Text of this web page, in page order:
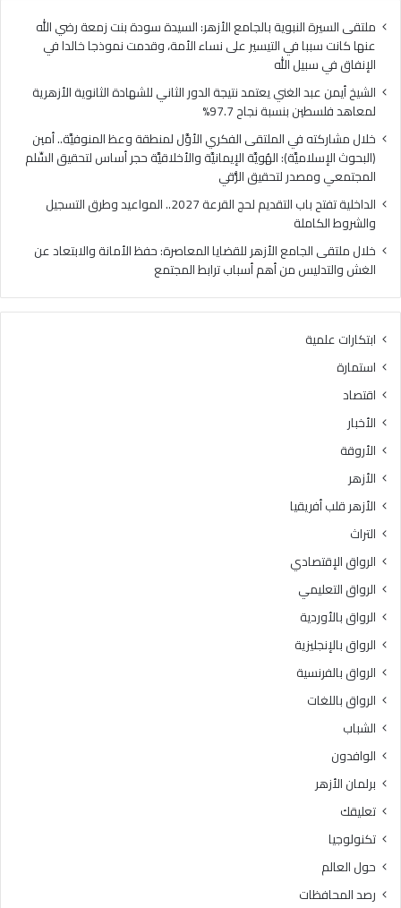
بنسبة
نجاح
97.7%
ملتقى السيرة النبوية بالجامع الأزهر: السيدة سودة بنت زمعة رضي الله
عنها كانت سببا في التيسير على نساء الأمة، وقدمت نموذجا خالدا في
الإنفاق في سبيل الله
الشيخ أيمن عبد الغني يعتمد نتيجة الدور الثاني للشهادة الثانوية الأزهرية
لمعاهد فلسطين بنسبة نجاح 97.7%
خلال مشاركته في الملتقى الفكري الأوَّل لمنطقة وعظ المنوفيَّة.. أمين
(البحوث الإسلاميَّة): الهُويَّة الإيمانيَّة والأخلاقيَّة حجر أساس لتحقيق السِّلم
المجتمعي ومصدر لتحقيق الرُّقي
الداخلية تفتح باب التقديم لحج القرعة 2027.. المواعيد وطرق التسجيل
والشروط الكاملة
خلال ملتقى الجامع الأزهر للقضايا المعاصرة: حفظ الأمانة والابتعاد عن
الغش والتدليس من أهم أسباب ترابط المجتمع
ابتكارات علمية
استمارة
اقتصاد
الأخبار
الأروقة
الأزهر
الأزهر قلب أفريقيا
التراث
الرواق الإقتصادي
الرواق التعليمي
الرواق بالأوردية
الرواق بالإنجليزية
الرواق بالفرنسية
الرواق باللغات
الشباب
الوافدون
برلمان الأزهر
تعليقك
تكنولوجيا
حول العالم
رصد المحافظات